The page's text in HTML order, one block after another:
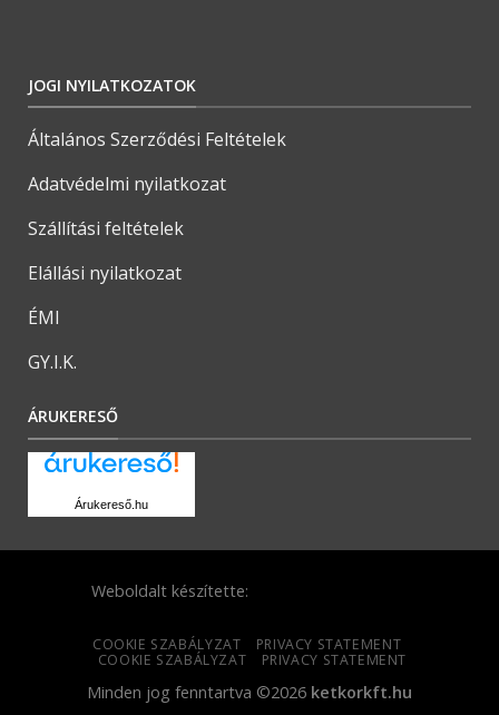
JOGI NYILATKOZATOK
Általános Szerződési Feltételek
Adatvédelmi nyilatkozat
Szállítási feltételek
Elállási nyilatkozat
ÉMI
GY.I.K.
ÁRUKERESŐ
Árukereső.hu
Weboldalt készítette:
COOKIE SZABÁLYZAT
PRIVACY STATEMENT
COOKIE SZABÁLYZAT
PRIVACY STATEMENT
Minden jog fenntartva ©2026 ketkorkft.hu